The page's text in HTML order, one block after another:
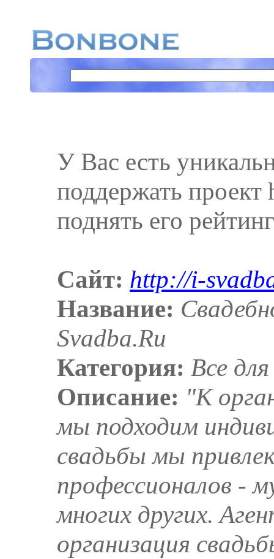
У Вас есть
поддержать
поднять его
Сайт: http://i-
Название:
Svadba.Ru
Категория: Все
Описание: "К
мы подходим
свадьбы мы
профессионалов -
многих других.
организация